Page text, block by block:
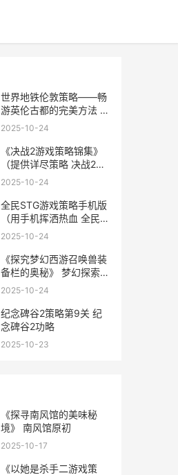
世界地铁伦敦策略——畅
游英伦古都的完美方法 伦
敦地铁1999
2025-10-24
《决战2游戏策略锦集》
（提供详尽策略 决战2练
级攻略
2025-10-24
全民STG游戏策略手机版
（用手机挥洒热血 全民游
戏系列
2025-10-24
《探究梦幻西游召唤兽装
备栏的奥秘》 梦幻探索价
格表
2025-10-24
纪念碑谷2策略第9关 纪
念碑谷2功略
2025-10-23
《探寻南风馆的美味秘
境》 南风馆原初
2025-10-17
《以她是杀手二游戏策